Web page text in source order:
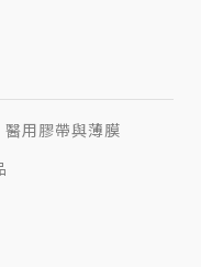
醫用膠帶與薄膜